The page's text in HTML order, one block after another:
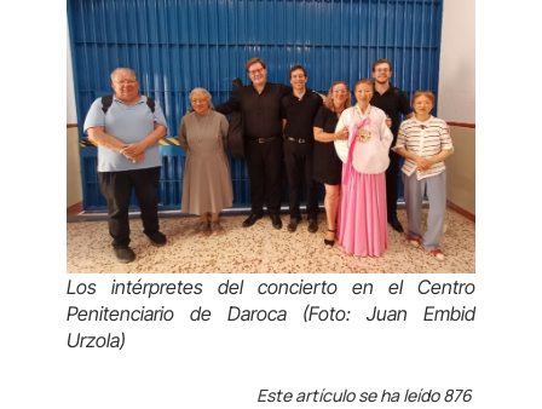
Los intérpretes del concierto en el Centro
Penitenciario de Daroca (Foto: Juan Embid
Urzola)
Este artículo se ha leído 876